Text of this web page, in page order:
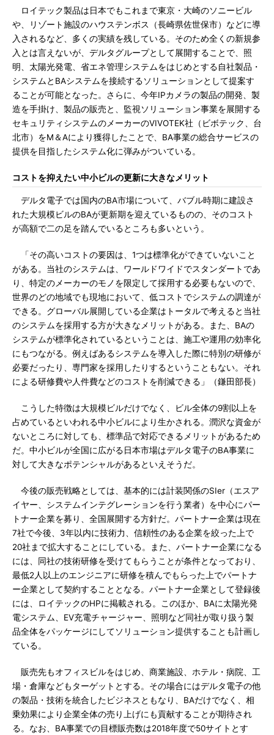
ロイテック製品は日本でもこれまで東京・大崎のソニービル
や、リゾート施設のハウステンボス（長崎県佐世保市）などに導
入されるなど、多くの実績を残している。そのため全くの新規参
入とは言えないが、デルタグループとして展開することで、照
明、太陽光発電、省エネ管理システムをはじめとする自社製品・
システムとBAシステムを接続するソリューションとして提案す
ることが可能となった。さらに、今年IPカメラの製品の開発、製
造を手掛け、製品の販売と、監視ソリューション事業を展開する
セキュリティシステムのメーカーのVIVOTEK社（ビボテック、台
北市）をM＆Aにより獲得したことで、BA事業の総合サービスの
提供を目指したシステム化に弾みがついている。
コストを抑えたい中小ビルの更新に大きなメリット
デルタ電子では国内のBA市場について、バブル時期に建設さ
れた大規模ビルのBAが更新期を迎えているものの、そのコスト
が高額で二の足を踏んでいるところも多いという。
「その高いコストの要因は、1つは標準化ができていないこと
がある。当社のシステムは、ワールドワイドでスタンダートであ
り、特定のメーカーのモノを限定して採用する必要もないので、
世界のどの地域でも現地において、低コストでシステムの調達が
できる。グローバル展開している企業はトータルで考えると当社
のシステムを採用する方が大きなメリットがある。また、BAの
システムが標準化されているということは、施工や運用の効率化
にもつながる。例えばあるシステムを導入した際に特別の研修が
必要だったり、専門家を採用したりするということもない。それ
による研修費や人件費などのコストを削減できる」（鎌田部長）
こうした特徴は大規模ビルだけでなく、ビル全体の9割以上を
占めているといわれる中小ビルにより生かされる。潤沢な資金が
ないところに対しても、標準品で対応できるメリットがあるため
だ。中小ビルが全国に広がる日本市場はデルタ電子のBA事業に
対して大きなポテンシャルがあるといえそうだ。
今後の販売戦略としては、基本的には計装関係のSIer（エスア
イヤー、システムインテグレーションを行う業者）を中心にパー
トナー企業を募り、全国展開する方針だ。パートナー企業は現在
7社で今後、3年以内に技術力、信頼性のある企業を絞った上で
20社まで拡大することにしている。また、パートナー企業になる
には、同社の技術研修を受けてもらうことが条件となっており、
最低2人以上のエンジニアに研修を積んでもらった上でパートナ
ー企業として契約することとなる。パートナー企業として登録後
には、ロイテックのHPに掲載される。このほか、BAに太陽光発
電システム、EV充電チャージャー、照明など同社が取り扱う製
品全体をパッケージにしてソリューション提供することも計画し
ている。
販売先もオフィスビルをはじめ、商業施設、ホテル・病院、工
場・倉庫などもターゲットとする。その場合にはデルタ電子の他
の製品・技術を統合したビジネスともなり、BAだけでなく、相
乗効果により企業全体の売り上げにも貢献することが期待され
る。なお、BA事業での目標販売数は2018年度で50サイトとす